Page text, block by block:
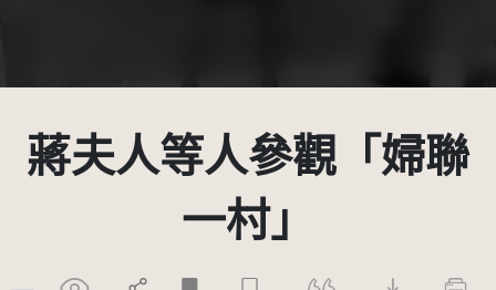
蔣夫人等人參觀「婦聯
一村」